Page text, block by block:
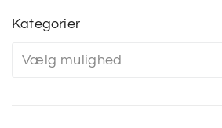
Kategorier
Vælg mulighed